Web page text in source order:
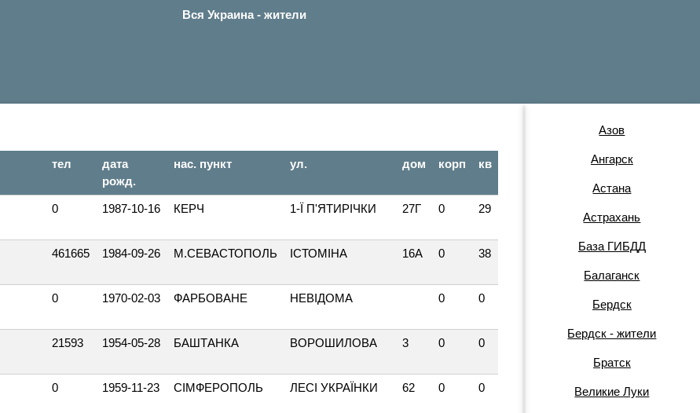
Вся Украина - жители
тел
дата
рожд.
нас. пункт ул. дом корп кв
0 1987-10-16 КЕРЧ 1-Ї П'ЯТИРІЧКИ 27Г 0 29
461665 1984-09-26 М.СЕВАСТОПОЛЬ ІСТОМІНА 16А 0 38
0 1970-02-03 ФАРБОВАНЕ НЕВІДОМА 0 0
21593 1954-05-28 БАШТАНКА ВОРОШИЛОВА 3 0 0
0 1959-11-23 СІМФЕРОПОЛЬ ЛЕСІ УКРАЇНКИ 62 0 0
Азов
Ангарск
Астана
Астрахань
База ГИБДД
Балаганск
Бердск
Бердск - жители
Братск
Великие Луки